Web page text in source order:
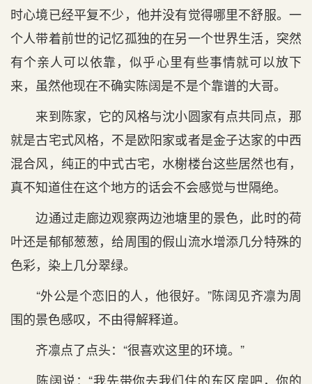
时心境已经平复不少，他并没有觉得哪里不舒服。一
个人带着前世的记忆孤独的在另一个世界生活，突然
有个亲人可以依靠，似乎心里有些事情就可以放下
来，虽然他现在不确实陈阔是不是个靠谱的大哥。
来到陈家，它的风格与沈小圆家有点共同点，那
就是古宅式风格，不是欧阳家或者是金子达家的中西
混合风，纯正的中式古宅，水榭楼台这些居然也有，
真不知道住在这个地方的话会不会感觉与世隔绝。
边通过走廊边观察两边池塘里的景色，此时的荷
叶还是郁郁葱葱，给周围的假山流水增添几分特殊的
色彩，染上几分翠绿。
“外公是个恋旧的人，他很好。”陈阔见齐凛为周
围的景色感叹，不由得解释道。
齐凛点了点头：“很喜欢这里的环境。”
陈阔说：“我先带你去我们住的东区房吧，你的